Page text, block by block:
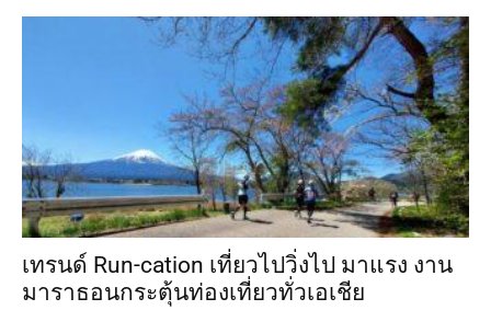
เทรนด์ Run-cation เที่ยวไปวิ่งไป มาแรง งาน
มาราธอนกระตุ้นท่องเที่ยวทั่วเอเชีย